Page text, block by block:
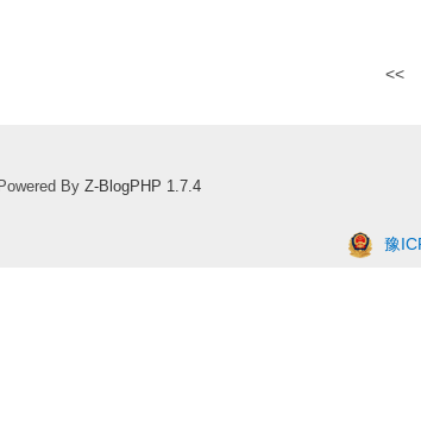
<<
Powered By Z-BlogPHP 1.7.4
豫